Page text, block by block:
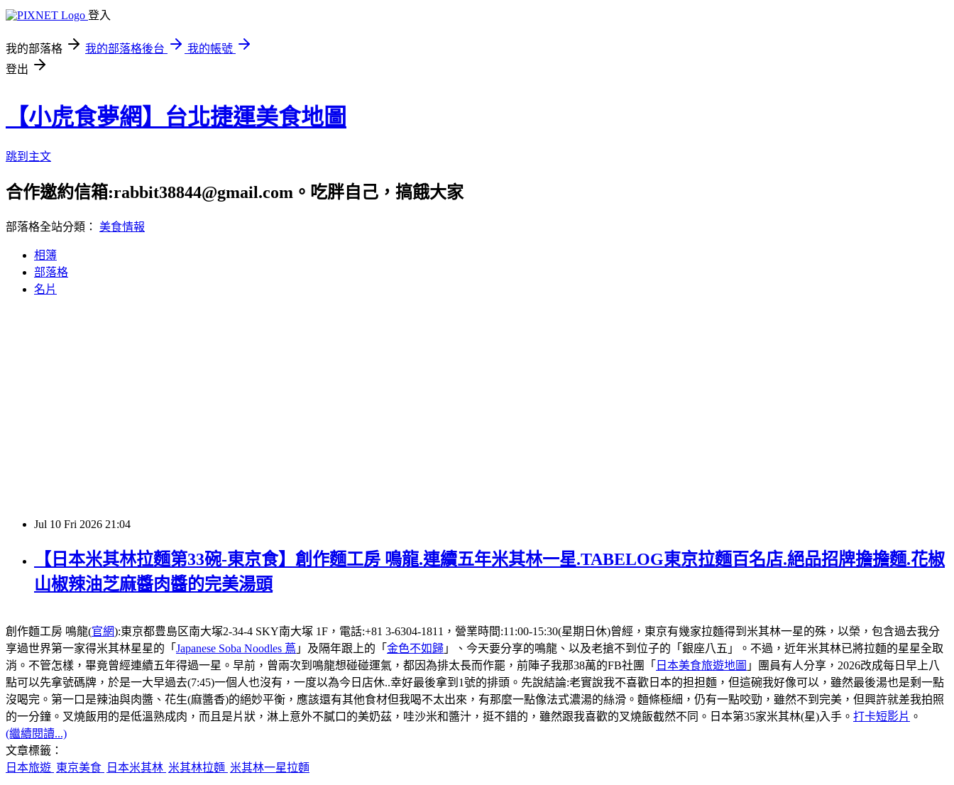
登入
我的部落格 我的部落格後台
我的帳號
登出
【小虎食夢網】台北捷運美食地圖
跳到主文
合作邀約信箱:rabbit38844@gmail.com。吃胖自己，搞餓大家
部落格全站分類： 美食情報
相簿
部落格
名片
Jul 10 Fri 2026 21:04
【日本米其林拉麵第33碗-東京食】創作麵工房 鳴龍.連續五年米其林一星.TABELOG東京拉麵百名店.絕品招牌擔擔麵.花椒
山椒辣油芝麻醬肉醬的完美湯頭
創作麵工房 鳴龍(官網):東京都豊島区南大塚2-34-4 SKY南大塚 1F，電話:+81 3-6304-1811，營業時間:11:00-15:30(星期日休)曾經，東京有幾家拉麵得到米其林一星的殊，以榮，包含過去我分
享過世界第一家得米其林星星的「 Japanese Soba Noodles 蔦 」及隔年跟上的「 金色不如歸 」、今天要分享的鳴龍、以及老搶不到位子的「銀座八五」。不過，近年米其林已將拉麵的星星全取
消。不管怎樣，畢竟曾經連續五年得過一星。早前，曾兩次到鳴龍想碰碰運氣，都因為排太長而作罷，前陣子我那38萬的FB社團「 日本美食旅遊地圖 」團員有人分享，2026改成每日早上八
點可以先拿號碼牌，於是一大早過去(7:45)一個人也沒有，一度以為今日店休..幸好最後拿到1號的排頭。先說結論:老實說我不喜歡日本的担担麵，但這碗我好像可以，雖然最後湯也是剩一點
沒喝完。第一口是辣油與肉醬、花生(麻醬香)的絕妙平衡，應該還有其他食材但我喝不太出來，有那麼一點像法式濃湯的絲滑。麵條極細，仍有一點咬勁，雖然不到完美，但興許就差我拍照
的一分鐘。叉燒飯用的是低溫熟成肉，而且是片狀，淋上意外不膩口的美奶茲，哇沙米和醬汁，挺不錯的，雖然跟我喜歡的叉燒飯截然不同。日本第35家米其林(星)入手。 打卡短影片 。
(繼續閱讀...)
文章標籤：
日本旅遊 東京美食 日本米其林 米其林拉麵 米其林一星拉麵